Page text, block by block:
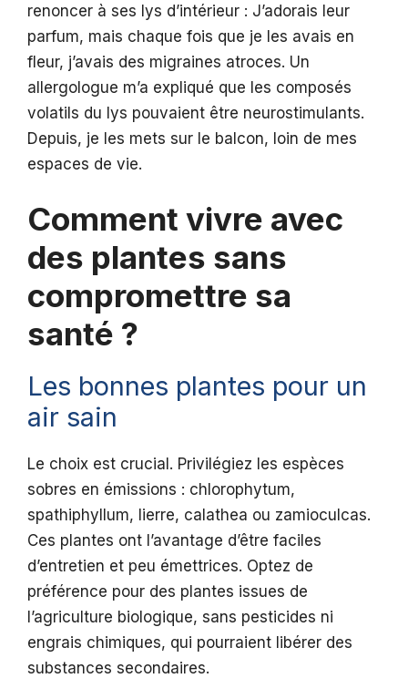
renoncer à ses lys d’intérieur : J’adorais leur
parfum, mais chaque fois que je les avais en
fleur, j’avais des migraines atroces. Un
allergologue m’a expliqué que les composés
volatils du lys pouvaient être neurostimulants.
Depuis, je les mets sur le balcon, loin de mes
espaces de vie.
Comment vivre avec
des plantes sans
compromettre sa
santé ?
Les bonnes plantes pour un
air sain
Le choix est crucial. Privilégiez les espèces
sobres en émissions : chlorophytum,
spathiphyllum, lierre, calathea ou zamioculcas.
Ces plantes ont l’avantage d’être faciles
d’entretien et peu émettrices. Optez de
préférence pour des plantes issues de
l’agriculture biologique, sans pesticides ni
engrais chimiques, qui pourraient libérer des
substances secondaires.